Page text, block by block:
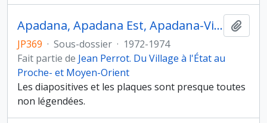
Apadana, Apadana Est, Apadana-Ville Royale, vues de terrain
JP369 · Sous-dossier · 1972-1974
Fait partie de Jean Perrot. Du Village à l'État au
Proche- et Moyen-Orient
Les diapositives et les plaques sont presque toutes
non légendées.